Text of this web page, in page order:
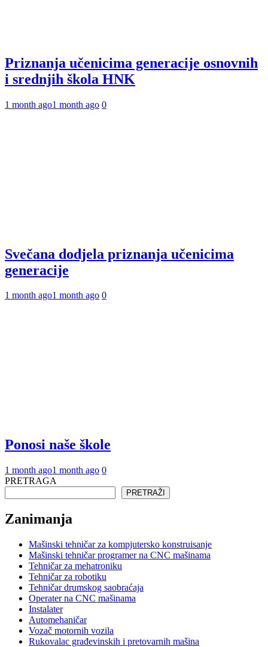
Priznanja učenicima generacije osnovnih
i srednjih škola HNK
1 month ago1 month ago 0
Svečana dodjela priznanja učenicima
generacije
1 month ago1 month ago 0
Ponosi naše škole
1 month ago1 month ago 0
PRETRAGA
PRETRAŽI
Zanimanja
Mašinski tehničar za kompjutersko konstruisanje
Mašinski tehničar programer na CNC mašinama
Tehničar za mehatroniku
Tehničar za robotiku
Tehničar drumskog saobraćaja
Operater na CNC mašinama
Instalater
Automehaničar
Vozač motornih vozila
Rukovalac građevinskih i pretovarnih mašina